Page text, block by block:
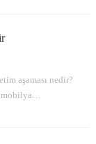
aşaması nedir?